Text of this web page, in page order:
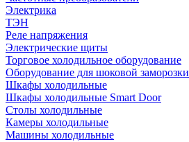
Электрика
ТЭН
Реле напряжения
Электрические щиты
Торговое холодильное оборудование
Оборудование для шоковой заморозки
Шкафы холодильные
Шкафы холодильные Smart Door
Столы холодильные
Камеры холодильные
Машины холодильные